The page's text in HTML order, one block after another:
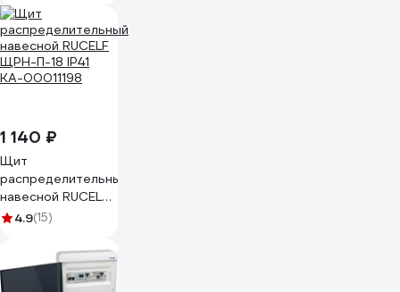
41-K01-G
1 140 ₽
Щит
распределительный
навесной RUCELF
ЩРН-П-18 IP41
4.9(15)